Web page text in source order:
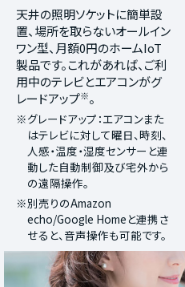
天井の照明ソケットに簡単設
置、場所を取らないオールイン
ワン型、月額0円のホームIoT
製品です。これがあれば、ご利
用中のテレビとエアコンがグ
レードアップ※。
※グレードアップ：エアコンまた
はテレビに対して曜日、時刻、
人感・温度・湿度センサーと連
動した自動制御及び宅外から
の遠隔操作。
※別売りのAmazon
echo/Google Homeと連携さ
せると、音声操作も可能です。